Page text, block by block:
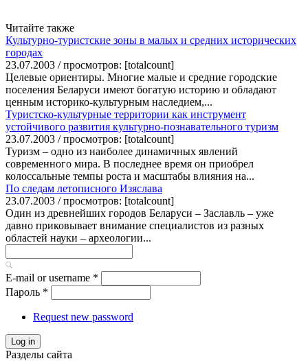
Читайте также
Культурно-туристские зоны в малых и средних исторических
городах
23.07.2003 / просмотров: [totalcount]
Целевые ориентиры. Многие малые и средние городские
поселения Беларуси имеют богатую историю и обладают
ценным историко-культурным наследием,...
Туристско-культурные территории как инструмент
устойчивого развития культурно-познавательного туризм
23.07.2003 / просмотров: [totalcount]
Туризм – одно из наиболее динамичных явлений
современного мира. В последнее время он приобрел
колоссальные темпы роста и масштабы влияния на...
По следам летописного Изяслава
23.07.2003 / просмотров: [totalcount]
Один из древнейших городов Беларуси – Заславль – уже
давно приковывает внимание специалистов из разных
областей науки – археологии...
E-mail or username *
Пароль *
Request new password
Log in
Разделы сайта